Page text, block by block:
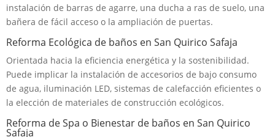
instalación de barras de agarre, una ducha a ras de suelo, una
bañera de fácil acceso o la ampliación de puertas.
Reforma Ecológica de baños en San Quirico Safaja
Orientada hacia la eficiencia energética y la sostenibilidad.
Puede implicar la instalación de accesorios de bajo consumo
de agua, iluminación LED, sistemas de calefacción eficientes o
la elección de materiales de construcción ecológicos.
Reforma de Spa o Bienestar de baños en San Quirico
Safaja